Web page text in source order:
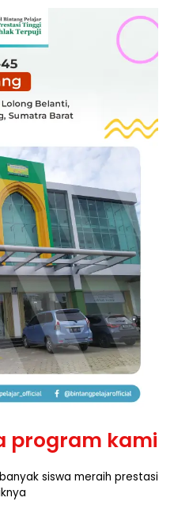
program kami
siswa meraih prestasi